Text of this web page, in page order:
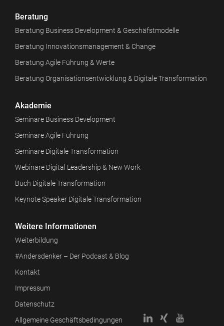
Beratung
Beratung Business Development & Geschäfstmodelle
Beratung Innovationsmanagement & Change
Beratung Agile Führung & Werte
Beratung Organisationsentwicklung & Digitale Transformation
Akademie
Seminare Business Development
Seminare Agile Führung
Seminare Digitale Transformation
Webinare Digital Leadership & New Work
Buch Digitale Transformation
Keynote Speaker Digitale Transformation
Weitere Informationen
Weiterbildung
#Andersdenker – Der Podcast & Blog
Kontakt
Impressum
Datenschutz
Allgemeine Geschäftsbedingungen